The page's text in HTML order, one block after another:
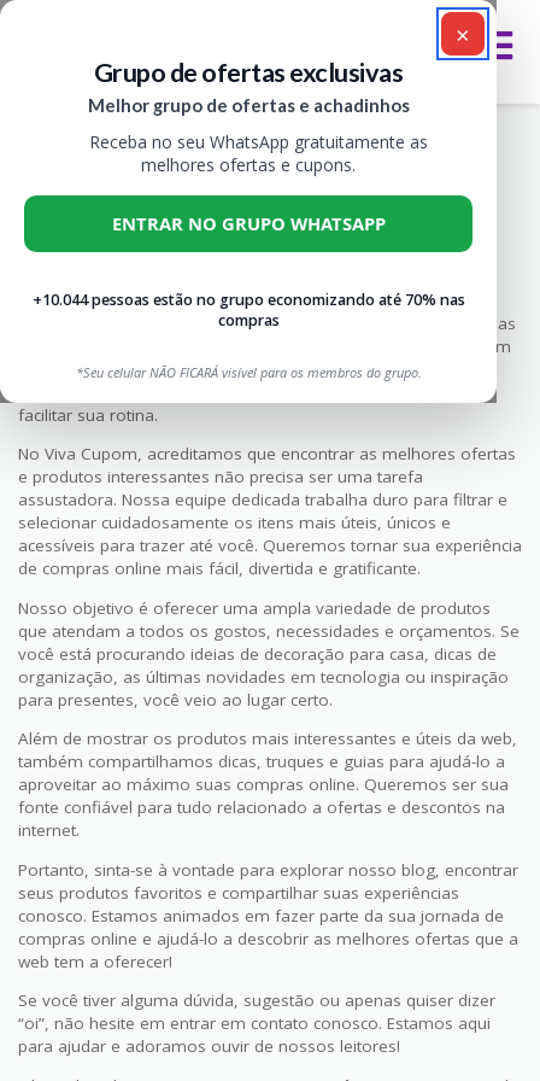
×
Grupo de ofertas exclusivas
Melhor grupo de ofertas e achadinhos
Receba no seu WhatsApp gratuitamente as
melhores ofertas e cupons.
ENTRAR NO GRUPO WHATSAPP
+10.044 pessoas estão no grupo economizando até 70% nas
compras
*Seu celular NÃO FICARÁ visível para os membros do grupo.
Sobre
VIVA CUPOM>SOBRE
Rate this post
Bem-vindo ao Viva Cupom, seu destino online para encontrar as
melhores descobertas da internet! Aqui, vasculhamos a web em
busca das últimas e mais emocionantes descobertas, desde
facilitar sua rotina.
No Viva Cupom, acreditamos que encontrar as melhores ofertas
e produtos interessantes não precisa ser uma tarefa
assustadora. Nossa equipe dedicada trabalha duro para filtrar e
selecionar cuidadosamente os itens mais úteis, únicos e
acessíveis para trazer até você. Queremos tornar sua experiência
de compras online mais fácil, divertida e gratificante.
Nosso objetivo é oferecer uma ampla variedade de produtos
que atendam a todos os gostos, necessidades e orçamentos. Se
você está procurando ideias de decoração para casa, dicas de
organização, as últimas novidades em tecnologia ou inspiração
para presentes, você veio ao lugar certo.
Além de mostrar os produtos mais interessantes e úteis da web,
também compartilhamos dicas, truques e guias para ajudá-lo a
aproveitar ao máximo suas compras online. Queremos ser sua
fonte confiável para tudo relacionado a ofertas e descontos na
internet.
Portanto, sinta-se à vontade para explorar nosso blog, encontrar
seus produtos favoritos e compartilhar suas experiências
conosco. Estamos animados em fazer parte da sua jornada de
compras online e ajudá-lo a descobrir as melhores ofertas que a
web tem a oferecer!
Se você tiver alguma dúvida, sugestão ou apenas quiser dizer
“oi”, não hesite em entrar em contato conosco. Estamos aqui
para ajudar e adoramos ouvir de nossos leitores!